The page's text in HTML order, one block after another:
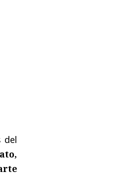
del